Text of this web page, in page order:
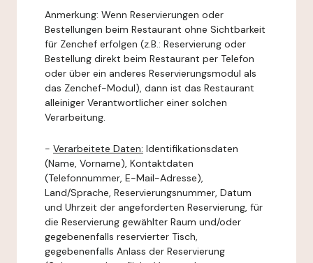
Anmerkung: Wenn Reservierungen oder
Bestellungen beim Restaurant ohne Sichtbarkeit
für Zenchef erfolgen (z.B.: Reservierung oder
Bestellung direkt beim Restaurant per Telefon
oder über ein anderes Reservierungsmodul als
das Zenchef-Modul), dann ist das Restaurant
alleiniger Verantwortlicher einer solchen
Verarbeitung.
- Verarbeitete Daten: Identifikationsdaten
(Name, Vorname), Kontaktdaten
(Telefonnummer, E-Mail-Adresse),
Land/Sprache, Reservierungsnummer, Datum
und Uhrzeit der angeforderten Reservierung, für
die Reservierung gewählter Raum und/oder
gegebenenfalls reservierter Tisch,
gegebenenfalls Anlass der Reservierung